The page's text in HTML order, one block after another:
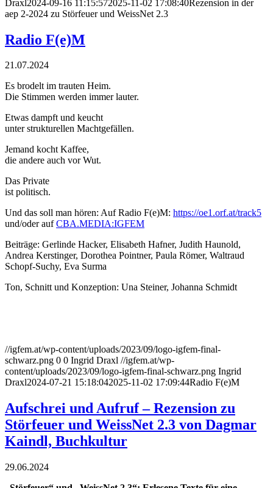
Draxl2024-09-16 11:15:572025-11-02 17:08:40Rezension in der
aep 2-2024 zu Störfeuer und WeissNet 2.3
Radio F(e)M
21.07.2024
Es brodelt im trauten Heim.
Die Stimmen werden immer lauter.
Etwas dampft und keucht
unter strukturellen Machtgefällen.
Jemand kocht Kaffee,
die andere auch vor Wut.
Das Private
ist politisch.
Und das soll man hören: Auf Radio F(e)M: https://oe1.orf.at/track5
und/oder aufCBA.MEDIA:IGFEM
Beiträge: Gerlinde Hacker, Elisabeth Hafner, Judith Haunold,
Andrea Kerstinger, Dorothea Pointner, Paula Römer, Waltraud
Schopf-Suchy, Eva Surma
Ton, Schnitt und Konzeption: Una Steiner, Johanna Schmidt
//igfem.at/wp-content/uploads/2023/09/logo-igfem-final-
schwarz.png 0 0 Ingrid Draxl //igfem.at/wp-
content/uploads/2023/09/logo-igfem-final-schwarz.png Ingrid
Draxl2024-07-21 15:18:042025-11-02 17:09:44Radio F(e)M
Aufschrei und Aufruf – Rezension zu
Störfeuer und WeissNet 2.3 von Dagmar
Kaindl, Buchkultur
29.06.2024